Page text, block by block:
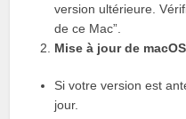
version ultérieure.
de ce Mac”.
Mise à jour de macOS
Si votre version est
jour.